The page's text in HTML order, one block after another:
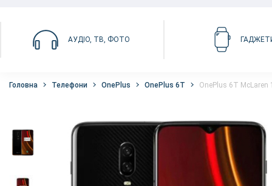
АУДІО, ТВ, ФОТО
Головна Телефони OnePlus OnePlus 6T OnePlus 6T McLaren